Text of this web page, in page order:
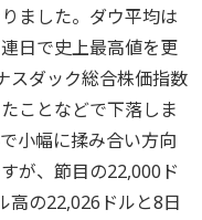
ました。ダウ平均は
日で史上最高値を更
スダック総合株価指数
ことなどで下落しま
小幅に揉み合い方向
が、節目の22,000ド
高の22,026ドルと8日